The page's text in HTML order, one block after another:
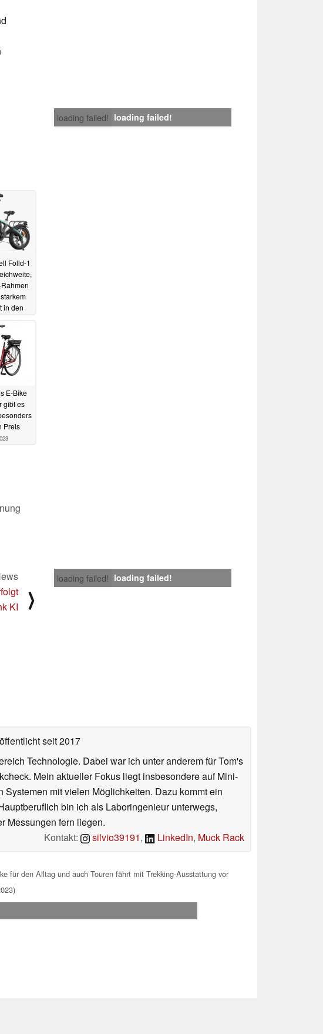
loading failed! loading failed!
Folld-1
in den
E-Bike
gibt es
Preis
loading failed! loading failed!
KI
⟩
seit 2017
Technologie. Dabei war ich unter anderem für Tom's
Mein aktueller Fokus liegt insbesondere auf Mini-
mit vielen Möglichkeiten. Dazu kommt ein
bin ich als Laboringenieur unterwegs,
Messungen fern liegen.
Kontakt:
silvio39191, LinkedIn, Muck Rack
für den Alltag und auch Touren fährt mit Trekking-Ausstattung vor